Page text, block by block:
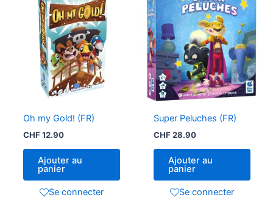
Oh my Gold! (FR)
CHF12.90
Ajouter au
panier
Se connecter
Super Peluches (FR)
CHF28.90
Ajouter au
panier
Se connecter